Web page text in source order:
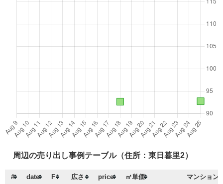
周辺の売り出し事例テーブル（住所：東日暮里2）
# date F 広さ price ㎡単価 マンション